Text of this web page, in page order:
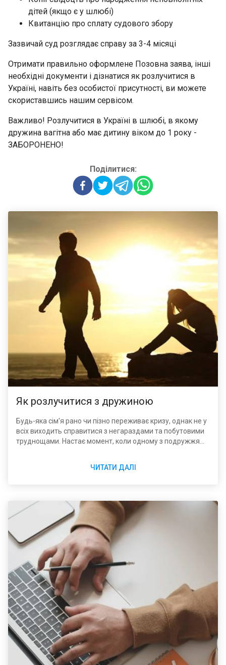
дітей (якщо є у шлюбі)
Квитанцію про сплату судового збору
Зазвичай суд розглядає справу за 3-4 місяці
Отримати правильно оформлене Позовна заява, інші
необхідні документи і дізнатися як розлучитися в
Україні, навіть без особистої присутності, ви можете
скориставшись нашим сервісом.
Важливо! Розлучитися в Україні в шлюбі, в якому
дружина вагітна або має дитину віком до 1 року -
ЗАБОРОНЕНО!
Поділитися:
Як розлучитися з дружиною
Будь-яка сім'я рано чи пізно переживає кризу, однак не у
всіх виходить справитися з негараздами та побутовими
труднощами. Настає момент, коли одному з подружжя
ЧИТАТИ ДАЛІ